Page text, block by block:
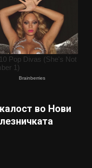
во Нови